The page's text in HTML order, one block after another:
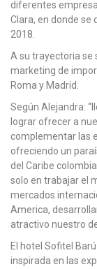
diferentes
Clara, en donde se
2018.
A su trayectoria se
marketing de
Roma y Madrid.
Según Alejandra:
lograr ofrecer a
complementar las
ofreciendo un
del Caribe
solo en trabajar el
mercados
America,
atractivo nuestro
El hotel Sofitel
inspirada en las